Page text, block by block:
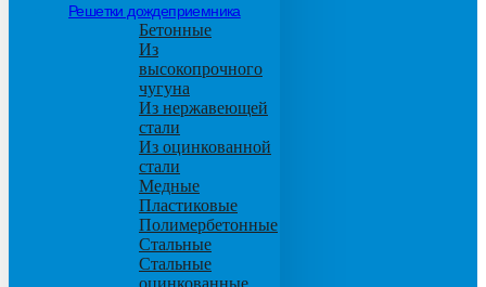
Решетки дождеприемника
Бетонные
Из
высокопрочного
чугуна
Из нержавеющей
стали
Из оцинкованной
стали
Медные
Пластиковые
Полимербетонные
Стальные
Стальные
оцинкованные